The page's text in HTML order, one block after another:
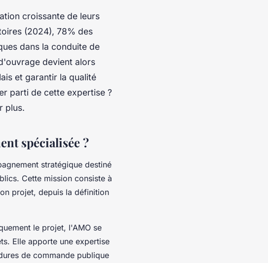
croissante de leurs
(2024), 78% des
dans la conduite de
devient alors
et garantir la qualité
parti de cette expertise ?
plus.
spécialisée ?
stratégique destiné
Cette mission consiste à
projet, depuis la définition
le projet, l'AMO se
Elle apporte une expertise
de commande publique